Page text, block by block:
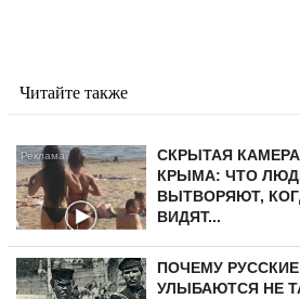
Читайте также
СКРЫТАЯ
КРЫМА: ЧТО
ВЫТВОРЯЮТ,
ВИДЯТ...
ПОЧЕМУ РУССКИЕ
УЛЫБАЮТСЯ НЕ